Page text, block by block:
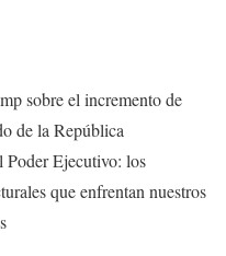
sobre el incremento de
de la República
Poder Ejecutivo: los
que enfrentan nuestros